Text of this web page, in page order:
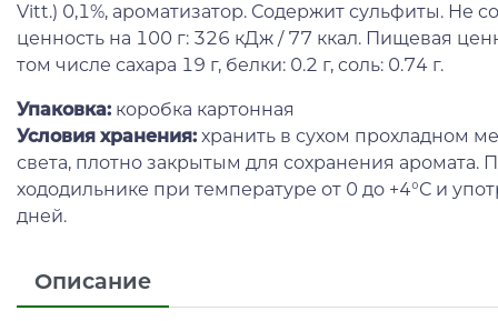
Vitt.) 0,1%, ароматизатор. Содержит сульфиты. Не
ценность на 100 г: 326 кДж / 77 ккал. Пищевая
том числе сахара 19 г, белки: 0.2 г, cоль: 0.74 г.
Упаковка: коробка картонная
Условия хранения: хранить в сухом прохладном
света, плотно закрытым для сохранения аромата.
хододильнике при температуре от 0 до +4°С и
дней.
Описание